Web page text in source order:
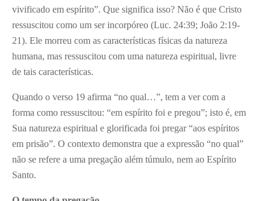
vivificado em espírito”. Que significa isso? Não é que Cristo
ressuscitou como um ser incorpóreo (Luc. 24:39; João 2:19-
21). Ele morreu com as características físicas da natureza
humana, mas ressuscitou com uma natureza espiritual, livre
de tais características.
Quando o verso 19 afirma “no qual…”, tem a ver com a
forma como ressuscitou: “em espírito foi e pregou”; isto é, em
Sua natureza espiritual e glorificada foi pregar “aos espíritos
em prisão”. O contexto demonstra que a expressão “no qual”
não se refere a uma pregação além túmulo, nem ao Espírito
Santo.